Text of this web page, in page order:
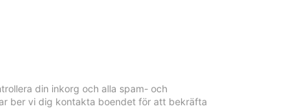
din inkorg och alla spam- och
ber vi dig kontakta boendet för att bekräfta